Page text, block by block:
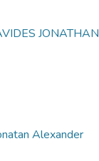
Alexander